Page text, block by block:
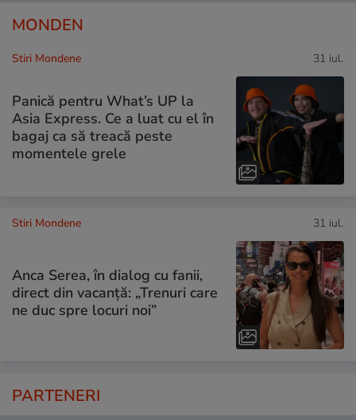
MONDEN
Stiri Mondene 31 iul.
Panică pentru What’s UP la
Asia Express. Ce a luat cu el în
bagaj ca să treacă peste
momentele grele
Stiri Mondene 31 iul.
Anca Serea, în dialog cu fanii,
direct din vacanță: „Trenuri care
ne duc spre locuri noi”
PARTENERI